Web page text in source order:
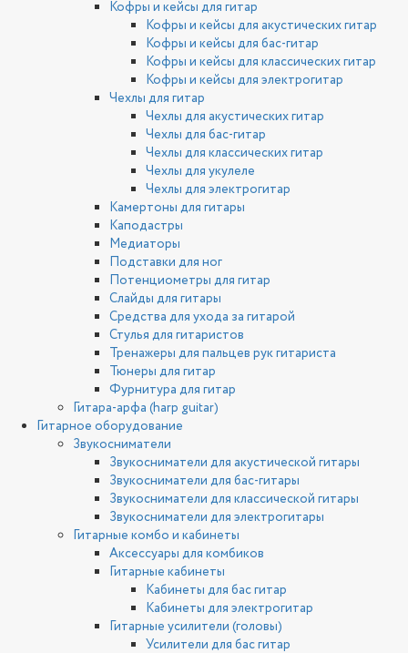
Кофры и кейсы для гитар
Кофры и кейсы для акустических гитар
Кофры и кейсы для бас-гитар
Кофры и кейсы для классических гитар
Кофры и кейсы для электрогитар
Чехлы для гитар
Чехлы для акустических гитар
Чехлы для бас-гитар
Чехлы для классических гитар
Чехлы для укулеле
Чехлы для электрогитар
Камертоны для гитары
Каподастры
Медиаторы
Подставки для ног
Потенциометры для гитар
Слайды для гитары
Средства для ухода за гитарой
Стулья для гитаристов
Тренажеры для пальцев рук гитариста
Тюнеры для гитар
Фурнитура для гитар
Гитара-арфа (harp guitar)
Гитарное оборудование
Звукосниматели
Звукосниматели для акустической гитары
Звукосниматели для бас-гитары
Звукосниматели для классической гитары
Звукосниматели для электрогитары
Гитарные комбо и кабинеты
Аксессуары для комбиков
Гитарные кабинеты
Кабинеты для бас гитар
Кабинеты для электрогитар
Гитарные усилители (головы)
Усилители для бас гитар